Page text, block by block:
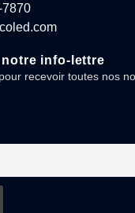
7870
notre info-lettre
recevoir toutes nos